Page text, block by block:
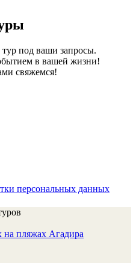
под ваши запросы.
в вашей жизни!
свяжемся!
персональных данных
на пляжах Агадира